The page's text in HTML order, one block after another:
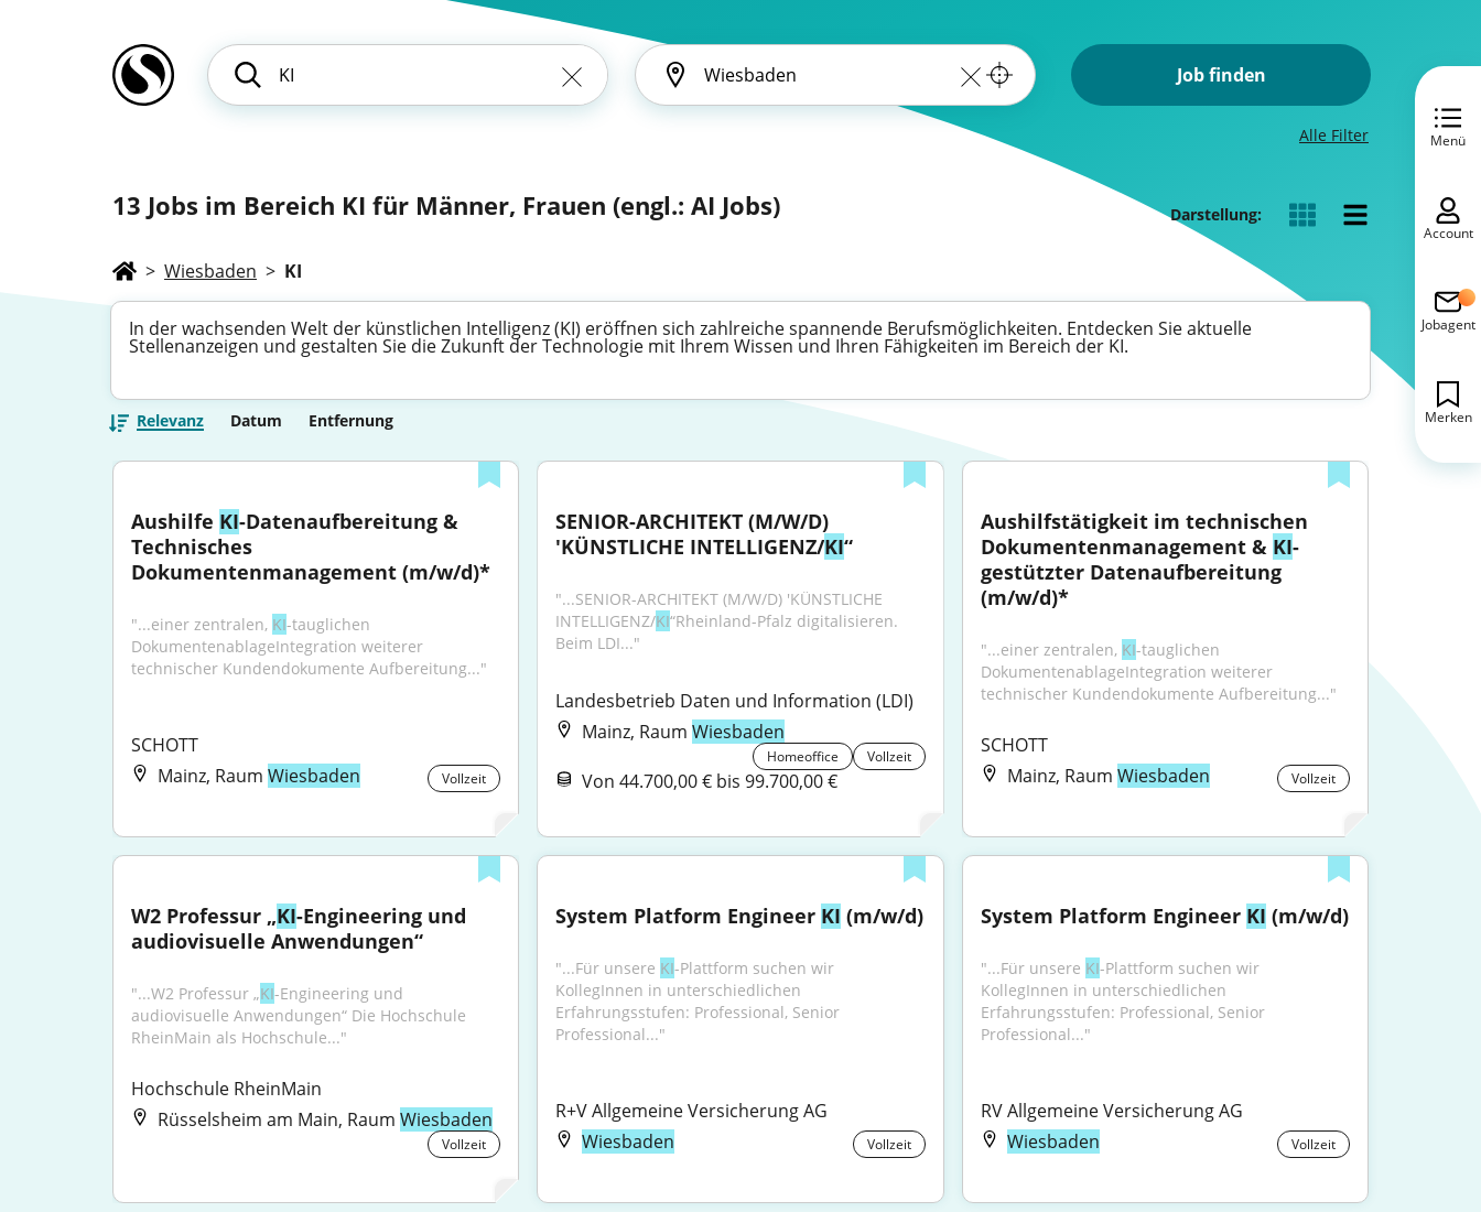
Job finden
Alle Filter
13 Jobs im Bereich KI für Männer, Frauen (engl.: AI Jobs) Darstellung:
> Wiesbaden > KI
In der wachsenden Welt der künstlichen Intelligenz (KI) eröffnen sich zahlreiche spannende Berufsmöglichkeiten. Entdecken Sie aktuelle
Stellenanzeigen und gestalten Sie die Zukunft der Technologie mit Ihrem Wissen und Ihren Fähigkeiten im Bereich der KI.
Relevanz Datum Entfernung
Aushilfe KI-Datenaufbereitung &
Technisches
Dokumentenmanagement (m/w/d)*
"...einer zentralen, KI-tauglichen
DokumentenablageIntegration weiterer
technischer Kundendokumente Aufbereitung..."
SCHOTT
Mainz, Raum Wiesbaden Vollzeit
SENIOR-ARCHITEKT (M/W/D)
'KÜNSTLICHE INTELLIGENZ/KI“
"...SENIOR-ARCHITEKT (M/W/D) 'KÜNSTLICHE
INTELLIGENZ/KI“Rheinland-Pfalz digitalisieren.
Beim LDI..."
Landesbetrieb Daten und Information (LDI)
Mainz, RaumWiesbaden
Homeoffice Vollzeit
Von 44.700,00 € bis 99.700,00 €
Aushilfstätigkeit im technischen
Dokumentenmanagement & KI-
gestützter Datenaufbereitung
(m/w/d)*
"...einer zentralen, KI-tauglichen
DokumentenablageIntegration weiterer
technischer Kundendokumente Aufbereitung..."
SCHOTT
Mainz, Raum Wiesbaden Vollzeit
W2 Professur „KI-Engineering und
audiovisuelle Anwendungen“
"...W2 Professur „KI-Engineering und
audiovisuelle Anwendungen“ Die Hochschule
RheinMain als Hochschule..."
Hochschule RheinMain
Rüsselsheim am Main, Raum Wiesbaden
Vollzeit
System Platform Engineer KI (m/w/d)
"...Für unsere KI-Plattform suchen wir
KollegInnen in unterschiedlichen
Erfahrungsstufen: Professional, Senior
Professional..."
R+V Allgemeine Versicherung AG
Wiesbaden
Vollzeit
System Platform Engineer KI (m/w/d)
"...Für unsere KI-Plattform suchen wir
KollegInnen in unterschiedlichen
Erfahrungsstufen: Professional, Senior
Professional..."
RV Allgemeine Versicherung AG
Wiesbaden
Vollzeit
Menü
Account
Jobagent
Merken